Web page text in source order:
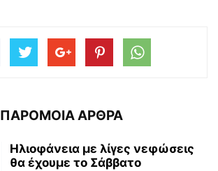
ΠΑΡΟΜΟΙΑ ΑΡΘΡΑ
Ηλιοφάνεια με λίγες νεφώσεις
θα έχουμε το Σάββατο